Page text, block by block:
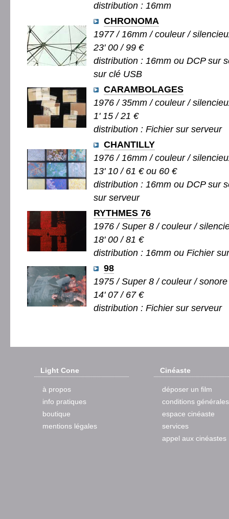
distribution : 16mm
CHRONOMA
1977 / 16mm / couleur /
23' 00 / 99 €
distribution : 16mm ou DCP sur
sur clé USB
CARAMBOLAGES
1976 / 35mm / couleur /
1' 15 / 21 €
distribution : Fichier sur serveur
CHANTILLY
1976 / 16mm / couleur /
13' 10 / 61 € ou 60 €
distribution : 16mm ou DCP sur
sur serveur
RYTHMES 76
1976 / Super 8 / couleur /
18' 00 / 81 €
distribution : 16mm ou Fichier
98
1975 / Super 8 / couleur /
14' 07 / 67 €
distribution : Fichier sur serveur
Light Cone
à propos
info pratiques
boutique
mentions légales
Cinéaste
déposer un film
conditions générales
espace cinéaste
services
appel aux cinéastes